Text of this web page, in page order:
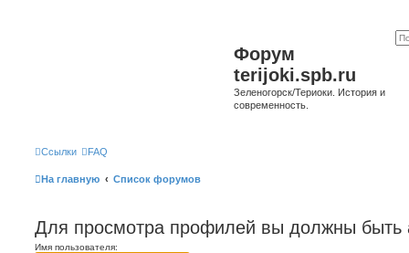
Форум
terijoki.spb.ru
Зеленогорск/Териоки. История и
современность.
Ссылки FAQ
На главную Список форумов
Для просмотра профилей вы должны быть
Имя пользователя: